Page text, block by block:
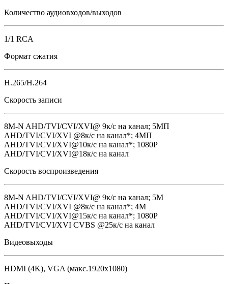
Количество аудиовходов/выходов
1/1 RCA
Формат сжатия
H.265/H.264
Скорость записи
8M-N AHD/TVI/CVI/XVI@ 9к/с на канал; 5MП
AHD/TVI/CVI/XVI @8к/с на канал*; 4MП
AHD/TVI/CVI/XVI@10к/с на канал*; 1080P
AHD/TVI/CVI/XVI@18к/с на канал
Скорость воспроизведения
8M-N AHD/TVI/CVI/XVI@ 9к/с на канал; 5M
AHD/TVI/CVI/XVI @8к/с на канал*; 4M
AHD/TVI/CVI/XVI@15к/с на канал*; 1080P
AHD/TVI/CVI/XVI CVBS @25к/с на канал
Видеовыходы
HDMI (4K), VGA (макс.1920х1080)